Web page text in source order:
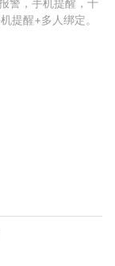
警，手机提醒，十
提醒+多人绑定。